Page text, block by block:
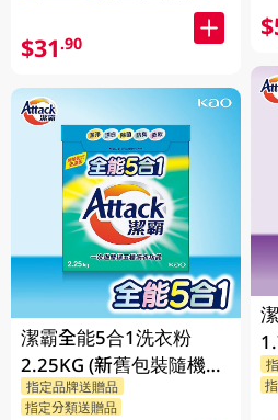
$31.90
潔霸全能5合1洗衣粉
2.25KG (新舊包裝隨機發
貨)
指定品牌送贈品
指定分類送贈品